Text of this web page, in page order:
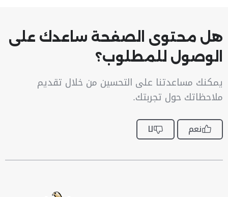
هل محتوى الصفحة ساعدك على
الوصول للمطلوب؟
يمكنك مساعدتنا على التحسين من خلال تقديم
ملاحظاتك حول تجربتك.
نعم لا